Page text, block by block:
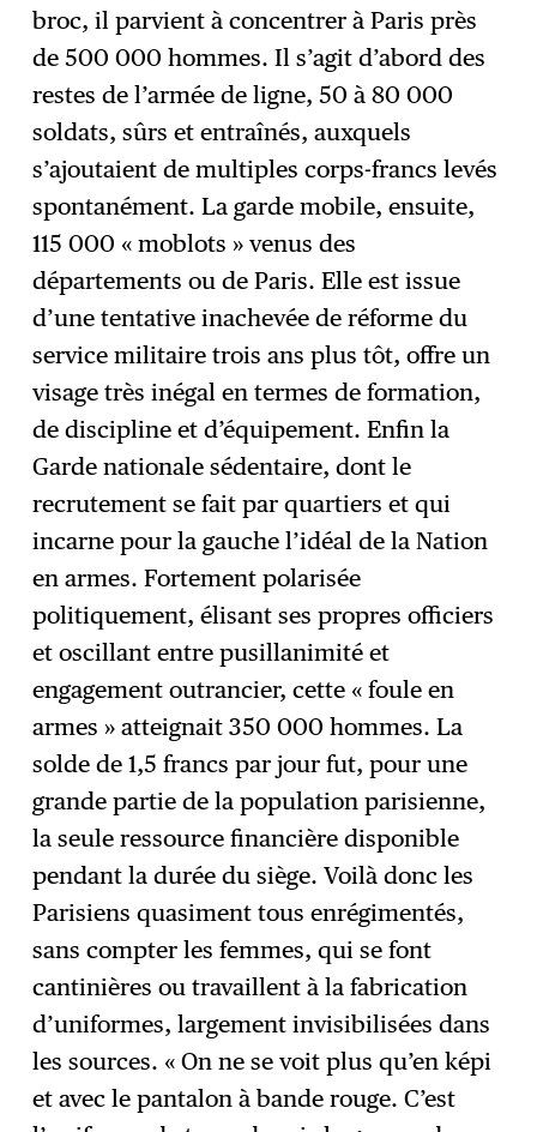
broc, il parvient à concentrer à Paris près
de 500 000 hommes. Il s’agit d’abord des
restes de l’armée de ligne, 50 à 80 000
soldats, sûrs et entraînés, auxquels
s’ajoutaient de multiples corps-francs levés
spontanément. La garde mobile, ensuite,
115 000 « moblots » venus des
départements ou de Paris. Elle est issue
d’une tentative inachevée de réforme du
service militaire trois ans plus tôt, offre un
visage très inégal en termes de formation,
de discipline et d’équipement. Enfin la
Garde nationale sédentaire, dont le
recrutement se fait par quartiers et qui
incarne pour la gauche l’idéal de la Nation
en armes. Fortement polarisée
politiquement, élisant ses propres officiers
et oscillant entre pusillanimité et
engagement outrancier, cette « foule en
armes » atteignait 350 000 hommes. La
solde de 1,5 francs par jour fut, pour une
grande partie de la population parisienne,
la seule ressource financière disponible
pendant la durée du siège. Voilà donc les
Parisiens quasiment tous enrégimentés,
sans compter les femmes, qui se font
cantinières ou travaillent à la fabrication
d’uniformes, largement invisibilisées dans
les sources. « On ne se voit plus qu’en képi
et avec le pantalon à bande rouge. C’est